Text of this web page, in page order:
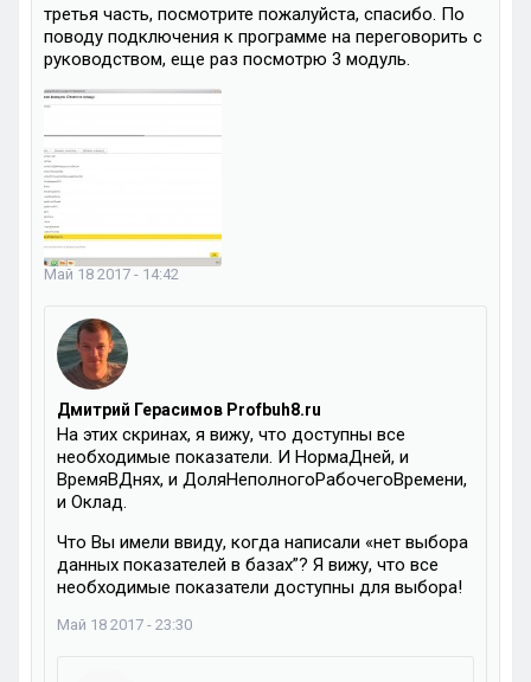
третья часть, посмотрите пожалуйста, спасибо. По
поводу подключения к программе на переговорить с
руководством, еще раз посмотрю 3 модуль.
Май 18 2017 - 14:42
Дмитрий Герасимов Profbuh8.ru
На этих скринах, я вижу, что доступны все
необходимые показатели. И НормаДней, и
ВремяВДнях, и ДоляНеполногоРабочегоВремени,
и Оклад.
Что Вы имели ввиду, когда написали «нет выбора
данных показателей в базах”? Я вижу, что все
необходимые показатели доступны для выбора!
Май 18 2017 - 23:30